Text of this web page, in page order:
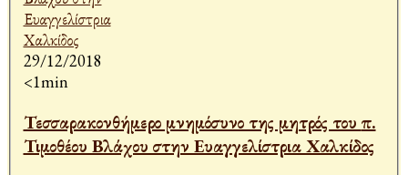
29/12/2018
<1min
Τεσσαρακονθήμερο μνημόσυνο της μητρός του π.
Τιμοθέου Βλάχου στην Ευαγγελίστρια Χαλκίδος